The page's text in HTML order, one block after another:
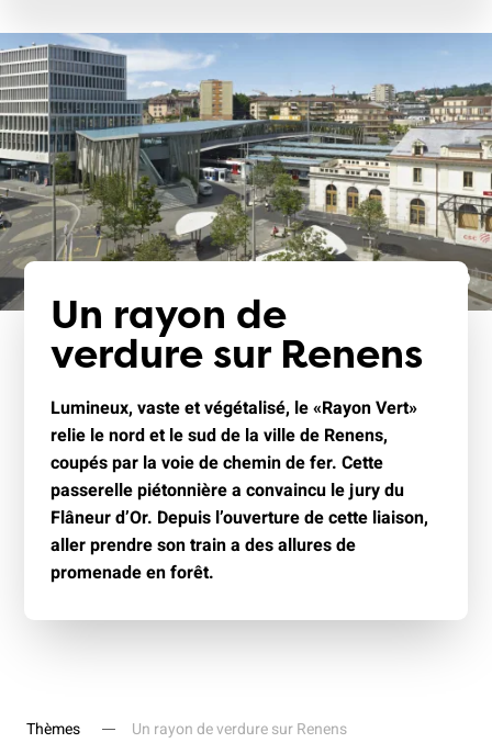
Un rayon de
verdure sur Renens
Lumineux, vaste et végétalisé, le «Rayon Vert»
relie le nord et le sud de la ville de Renens,
coupés par la voie de chemin de fer. Cette
passerelle piétonnière a convaincu le jury du
Flâneur d’Or. Depuis l’ouverture de cette liaison,
aller prendre son train a des allures de
promenade en forêt.
Thèmes Un rayon de verdure sur Renens